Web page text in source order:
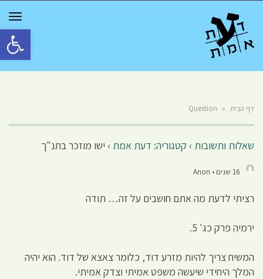
פתח
דף הבית »
Question
שאלות ותשובות › קטגוריה: דעת אמת › ישו מוזכר בתנ"ך
16 שנים • Anon
רציתי לדעת מה אתם חושבים על זה… תודה
ירמיה פרק כג' 5.
המשיח צריך להיות מזרע דוד, כלומר צאצא של דוד. הוא יהיה
המלך היחידי שיעשה משפט אמיתי וצדק אמיתי.